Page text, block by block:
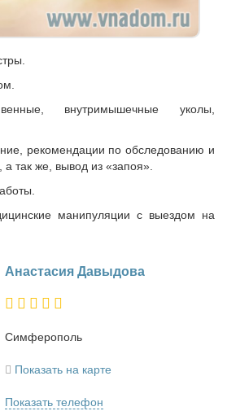
внутримышечные уколы,
рекомендации по обследованию и
так же, вывод из «запоя».
манипуляции с выездом на
Ана­ста­сия Да­вы­до­ва
Сим­фе­ро­поль
Показать на карте
Показать телефон